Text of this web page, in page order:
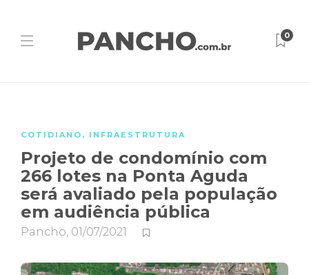
0
COTIDIANO , INFRAESTRUTURA
Projeto de condomínio com
266 lotes na Ponta Aguda
será avaliado pela população
em audiência pública
Pancho, 01/07/2021